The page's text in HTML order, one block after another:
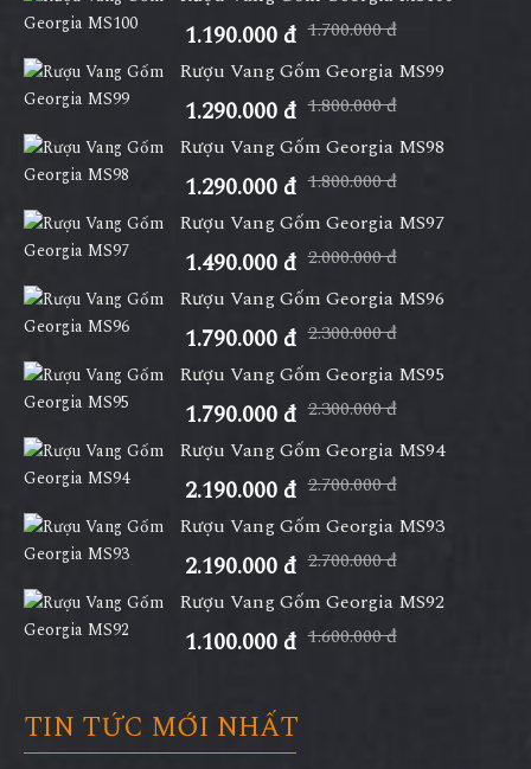
1.190.000 đ 1.700.000 đ
Rượu Vang Gốm Georgia MS99
1.290.000 đ 1.800.000 đ
Rượu Vang Gốm Georgia MS98
1.290.000 đ 1.800.000 đ
Rượu Vang Gốm Georgia MS97
1.490.000 đ 2.000.000 đ
Rượu Vang Gốm Georgia MS96
1.790.000 đ 2.300.000 đ
Rượu Vang Gốm Georgia MS95
1.790.000 đ 2.300.000 đ
Rượu Vang Gốm Georgia MS94
2.190.000 đ 2.700.000 đ
Rượu Vang Gốm Georgia MS93
2.190.000 đ 2.700.000 đ
Rượu Vang Gốm Georgia MS92
1.100.000 đ 1.600.000 đ
TIN TỨC MỚI NHẤT